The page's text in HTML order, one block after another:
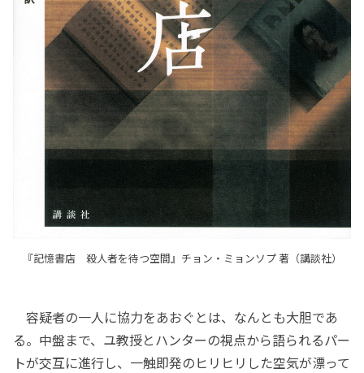
『記憶書店 殺人者を待つ空間』チョン・ミョンソプ 著（講談社）
容疑者の一人に協力をあおぐとは、なんとも大胆であ
る。中盤まで、ユ教授とハンターの視点から語られるパー
トが交互に進行し、一触即発のヒリヒリした空気が漂って